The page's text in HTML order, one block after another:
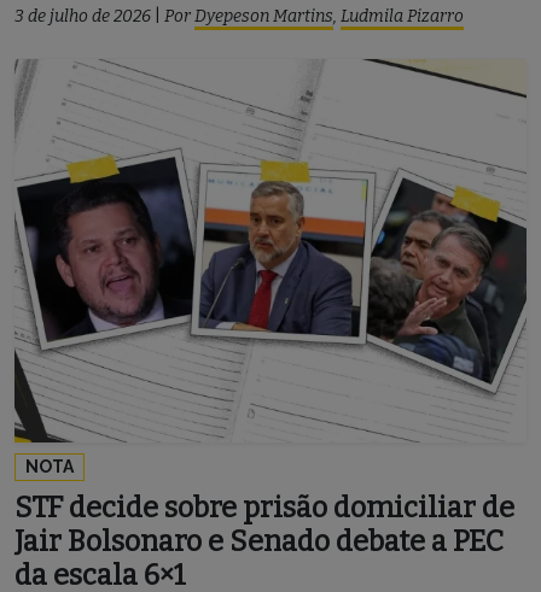
3 de julho de 2026 PorDyepeson Martins, Ludmila Pizarro
NOTA
STF decide sobre prisão domiciliar de
Jair Bolsonaro e Senado debate a PEC
da escala 6×1